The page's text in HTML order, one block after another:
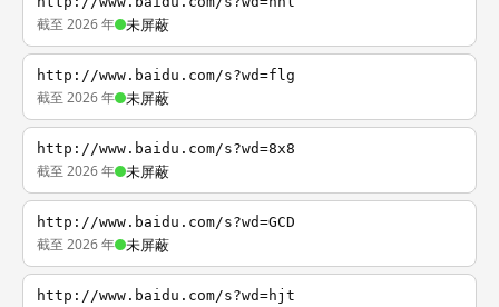
截至 2026 年 未屏蔽
http://www.baidu.com/s?wd=flg
截至 2026 年 未屏蔽
http://www.baidu.com/s?wd=8x8
截至 2026 年 未屏蔽
http://www.baidu.com/s?wd=GCD
截至 2026 年 未屏蔽
http://www.baidu.com/s?wd=hjt